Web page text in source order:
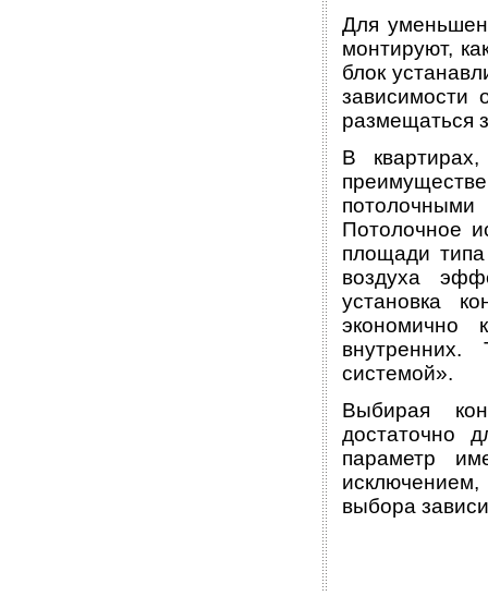
Для
монтируют,
блок
зависимости
размещаться
В
Потолочное
площади типа
воздуха
установка
экономично
системой».
Выбирая
достаточно
параметр
выбора